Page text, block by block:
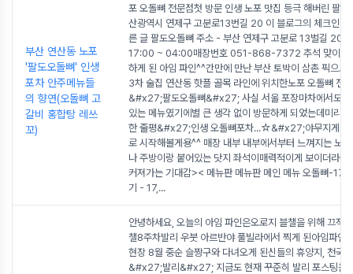
부산 연산동 노포
'팔도오돌뼈' 인생
포차 안주메뉴들
의 향연(오돌뼈 고
갈비 홍합탕 레쓰
꼬)
포 오돌뼈 전문점첫 방문 인생 노포 맛집 등극 해버린 팔도
산광역시 연제구 고분로13번길 20 이 블로그의 체크인 이
른 글 팔도오돌뼈 주소 - 부산 연제구 고분로 13벌길 20
17:00 ~ 04:00매장번호 051-868-7372 추석 맞이 부
하게 된 아임 파인^^간만에 만난 부산 토박이 삼촌 픽으로
3차 술집 연산동 핫플 골목 라인에 위치한노포 오돌뼈 전
&#x27;팔도오돌뼈&#x27; 사실 서울 포장마차에서도
있는 메뉴였기에별 큰 생각 없이 방문하게 되었는데미리
한 줄평&#x27;인생 오돌뼈포차...☆&#x27;야무지게 즐
로 시작해볼게용^^ 매장 내부 내부에서부터 느껴지는 노
나 주방이랑 붙어있는 닷지 좌석이매력적이게 보이더라구
커져가는 기대감>< 메뉴판 메뉴판 메인 메뉴 오돌뼈-
기 - 17, ...
안녕하세요, 오늘의 아임 파인은오로지 블챌을 위해 끄적
챌8주차발리 우붓 아르반야 풀빌라에서 찍게 된아임파인
현장 8월 중순 슬짱구와 다녀오게 된신들의 휴양지, 천국
&#x27;발리&#x27; 지금도 현재 꾸준히 발리 포스팅을